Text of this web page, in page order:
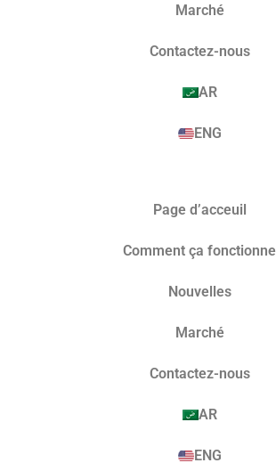
Marché​
Contactez-nous
AR
ENG
Page d’acceuil
Comment ça fonctionne
Nouvelles
Marché​
Contactez-nous
AR
ENG